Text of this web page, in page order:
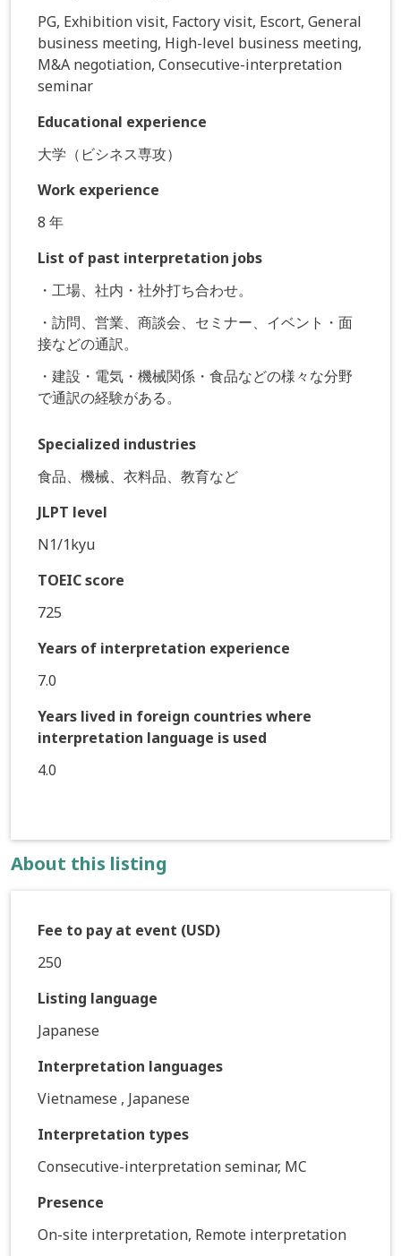
PG, Exhibition visit, Factory visit, Escort, General
business meeting, High-level business meeting,
M&A negotiation, Consecutive-interpretation
seminar
Educational experience
大学（ビシネス専攻）
Work experience
8 年
List of past interpretation jobs
・工場、社内・社外打ち合わせ。
・訪問、営業、商談会、セミナー、イベント・面
接などの通訳。
・建設・電気・機械関係・食品などの様々な分野
で通訳の経験がある。
Specialized industries
食品、機械、衣料品、教育など
JLPT level
N1/1kyu
TOEIC score
725
Years of interpretation experience
7.0
Years lived in foreign countries where
interpretation language is used
4.0
About this listing
Fee to pay at event (USD)
250
Listing language
Japanese
Interpretation languages
Vietnamese , Japanese
Interpretation types
Consecutive-interpretation seminar, MC
Presence
On-site interpretation, Remote interpretation